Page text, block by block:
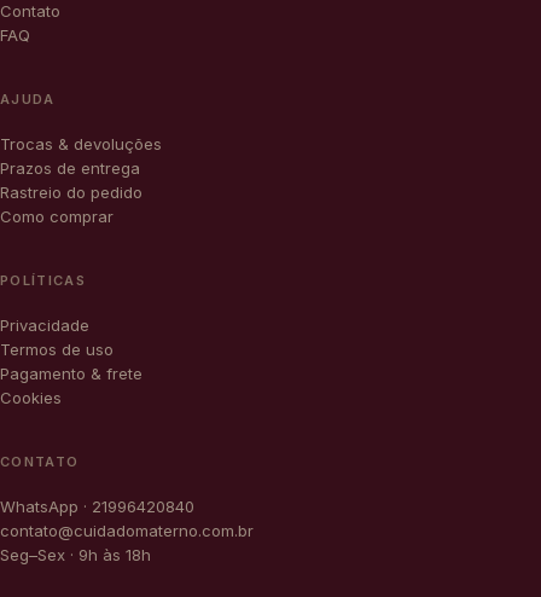
Contato
FAQ
AJUDA
Trocas & devoluções
Prazos de entrega
Rastreio do pedido
Como comprar
POLÍTICAS
Privacidade
Termos de uso
Pagamento & frete
Cookies
CONTATO
WhatsApp · 21996420840
contato@cuidadomaterno.com.br
Seg–Sex · 9h às 18h